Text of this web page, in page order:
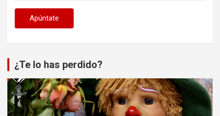
¿Te lo has perdido?